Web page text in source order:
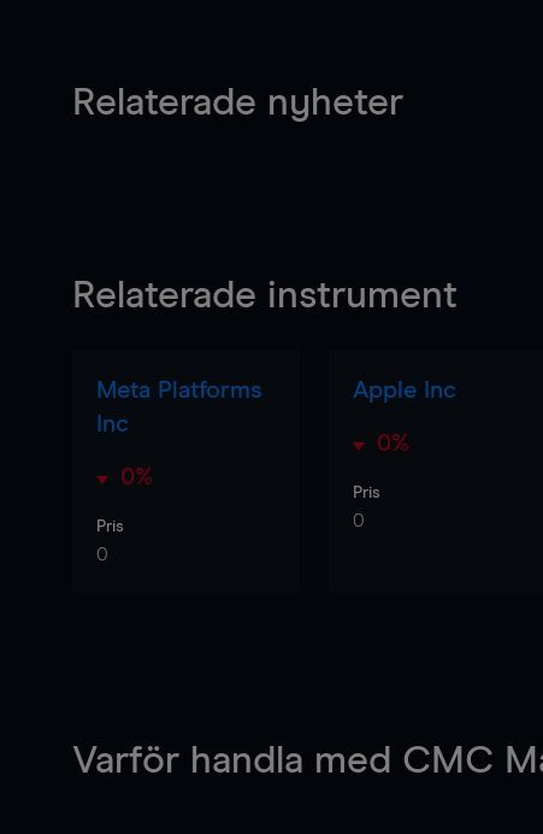
Relaterade nyheter
Relaterade instrument
Meta Platforms
Inc
0%
Pris
0
Apple Inc
0%
Pris
0
Varför handla med CMC